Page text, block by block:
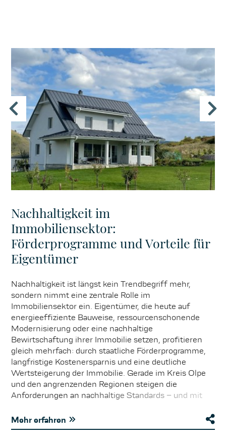
Nachhaltigkeit im
Immobiliensektor:
Förderprogramme und Vorteile für
Eigentümer
Nachhaltigkeit ist längst kein Trendbegriff mehr,
sondern nimmt eine zentrale Rolle im
Immobiliensektor ein. Eigentümer, die heute auf
energieeffiziente Bauweise, ressourcenschonende
Modernisierung oder eine nachhaltige
Bewirtschaftung ihrer Immobilie setzen, profitieren
gleich mehrfach: durch staatliche Förderprogramme,
langfristige Kostenersparnis und eine deutliche
Wertsteigerung der Immobilie. Gerade im Kreis Olpe
und den angrenzenden Regionen steigen die
Anforderungen an nachhaltige Standards – und mit
zukunftsfähigen Objekten. Ob KfW-Förderkredite für
die energetische Sanierung, Zuschüsse für
Mehr erfahren